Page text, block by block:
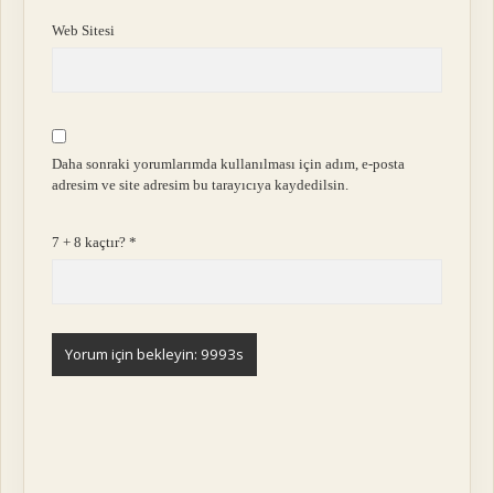
Web Sitesi
Daha sonraki yorumlarımda kullanılması için adım, e-posta
adresim ve site adresim bu tarayıcıya kaydedilsin.
7 + 8 kaçtır?*